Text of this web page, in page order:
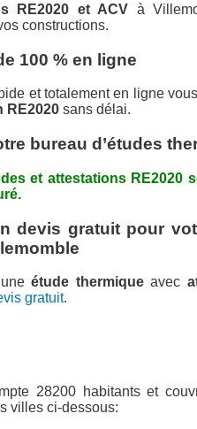
RE2020 et ACV à
constructions.
100 % en ligne
et totalement en ligne
RE2020sans délai.
bureau d’études
et attestations RE2020
devis gratuit pour
uneétude thermiqueavec
gratuit.
28200 habitants et
villes ci-dessous: